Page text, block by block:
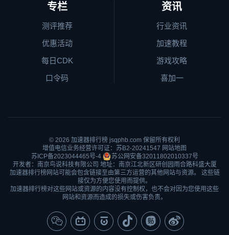
专栏
测评推荐
优惠活动
每日CDK
口令码
资讯
行业资讯
加速教程
游戏攻略
喜加一
© 2026 加速器排行榜 jsqphb.com 保留所有权利
增值电信业务经营许可证：苏B2-20241547 网站地图
苏ICP备2023044465号-4
苏公网安备32011802010337号
开发者：南京鸟说科技有限公司 地址：南京江北新区研创园雨合路科盛大厦
加速器排行榜网站可能会包含链接至由第三方运营的其他网站与资源。 这些链
接仅为方便您使用而提供。
加速器排行榜对这些网站或资源的内容没有控制权，也不会对因为您使用这些
网站和资源而造成的损失或伤害负责。